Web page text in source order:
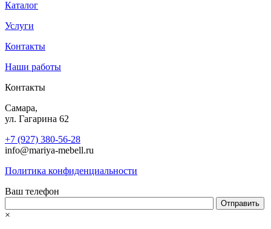
Каталог
Услуги
Контакты
Наши работы
Контакты
Самара,
ул. Гагарина 62
+7 (927) 380-56-28
info@mariya-mebell.ru
Политика конфиденциальности
Ваш телефон
×